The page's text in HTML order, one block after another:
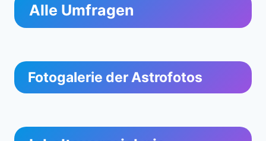
Alle Umfragen
Fotogalerie der Astrofotos